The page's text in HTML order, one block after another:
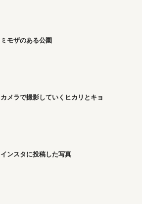
ミモザのある公園
カメラで撮影していくヒカリとキョ
インスタに投稿した写真